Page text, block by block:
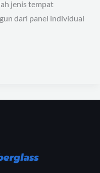
jenis tempat
dari panel individual